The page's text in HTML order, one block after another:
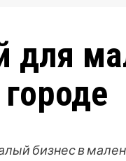
для
бизнес в